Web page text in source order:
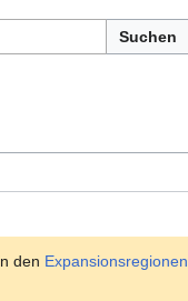
Suchen
den Expansionsregionen